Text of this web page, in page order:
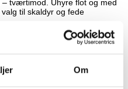
Om
tværtimod. Uhyre flot og med
til skaldyr og fede
et lille domaine med 1 ansat
som i dag er ansvarlig for
8 hektarer, og disse er
Rilly La Montagne (1. cru). Det